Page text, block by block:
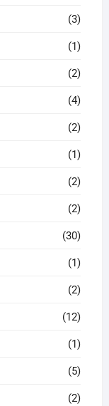
(3)
(1)
(2)
(4)
(2)
(1)
(2)
(2)
(30)
(1)
(2)
(12)
(1)
(5)
(2)